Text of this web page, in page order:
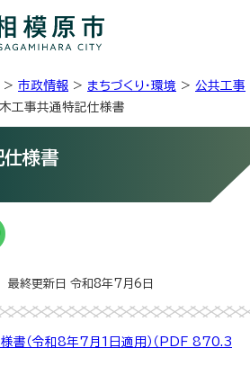
> 市政情報 > まちづくり・環境 > 公共工事
工事共通特記仕様書
仕様書
終更新日 令和8年7月6日
書（令和8年7月1日適用）（PDF 870.3